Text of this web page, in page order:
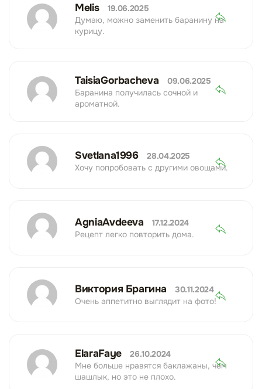
Melis
19.06.2025
Думаю, можно заменить баранину на
курицу.
TaisiaGorbacheva
09.06.2025
Баранина получилась сочной и
ароматной.
Svetlana1996
28.04.2025
Хочу попробовать с другими овощами.
AgniaAvdeeva
17.12.2024
Рецепт легко повторить дома.
Виктория Брагина
30.11.2024
Очень аппетитно выглядит на фото!
ElaraFaye
26.10.2024
Мне больше нравятся баклажаны, чем
шашлык, но это не плохо.